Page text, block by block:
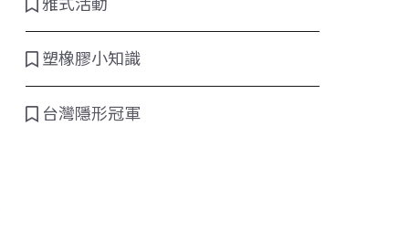
塑橡膠小知識
台灣隱形冠軍